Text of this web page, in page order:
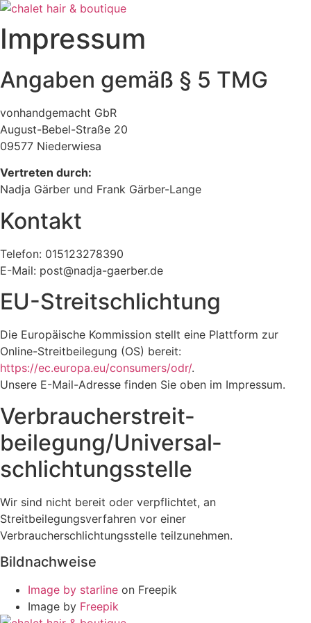
Zum
springen
Impressum
Angaben gemäß § 5 TMG
vonhandgemacht GbR
August-Bebel-Straße 20
09577 Niederwiesa
Vertreten durch:
Nadja Gärber und Frank Gärber-Lange
Kontakt
Telefon: 015123278390
E-Mail: post@nadja-gaerber.de
EU-Streitschlichtung
Die Europäische Kommission stellt eine Plattform zur
Online-Streitbeilegung (OS) bereit:
https://ec.europa.eu/consumers/odr/.
Unsere E-Mail-Adresse finden Sie oben im Impressum.
Verbraucher­streit­
beilegung/Universal­
schlichtungs­stelle
Wir sind nicht bereit oder verpflichtet, an
Streitbeilegungsverfahren vor einer
Verbraucherschlichtungsstelle teilzunehmen.
Bildnachweise
Image by starline on Freepik
Image by Freepik